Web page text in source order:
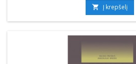
 Į krepšelį